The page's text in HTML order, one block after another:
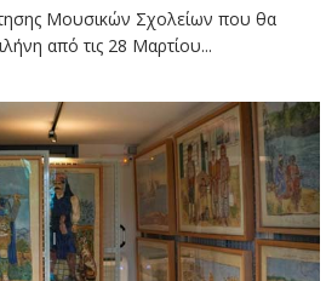
Μουσικών Σχολείων που θα
από τις 28 Μαρτίου...